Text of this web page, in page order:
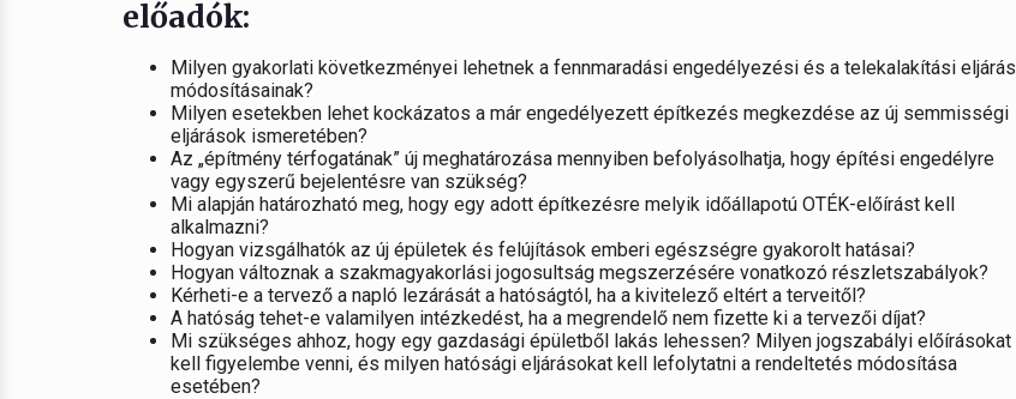
előadók:
Milyen gyakorlati következményei lehetnek a fennmaradási engedélyezési és a telekalakítási eljárás
módosításainak?
Milyen esetekben lehet kockázatos a már engedélyezett építkezés megkezdése az új semmisségi
eljárások ismeretében?
Az „építmény térfogatának” új meghatározása mennyiben befolyásolhatja, hogy építési engedélyre
vagy egyszerű bejelentésre van szükség?
Mi alapján határozható meg, hogy egy adott építkezésre melyik időállapotú OTÉK-előírást kell
alkalmazni?
Hogyan vizsgálhatók az új épületek és felújítások emberi egészségre gyakorolt hatásai?
Hogyan változnak a szakmagyakorlási jogosultság megszerzésére vonatkozó részletszabályok?
Kérheti-e a tervező a napló lezárását a hatóságtól, ha a kivitelező eltért a terveitől?
A hatóság tehet-e valamilyen intézkedést, ha a megrendelő nem fizette ki a tervezői díjat?
Mi szükséges ahhoz, hogy egy gazdasági épületből lakás lehessen? Milyen jogszabályi előírásokat
kell figyelembe venni, és milyen hatósági eljárásokat kell lefolytatni a rendeltetés módosítása
esetében?